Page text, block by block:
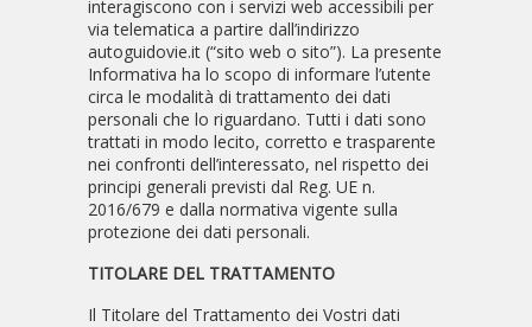
interagiscono con i servizi web accessibili per
via telematica a partire dall’indirizzo
autoguidovie.it (“sito web o sito”). La presente
Informativa ha lo scopo di informare l’utente
circa le modalità di trattamento dei dati
personali che lo riguardano. Tutti i dati sono
trattati in modo lecito, corretto e trasparente
nei confronti dell’interessato, nel rispetto dei
principi generali previsti dal Reg. UE n.
2016/679 e dalla normativa vigente sulla
protezione dei dati personali.
TITOLARE DEL TRATTAMENTO
Il Titolare del Trattamento dei Vostri dati